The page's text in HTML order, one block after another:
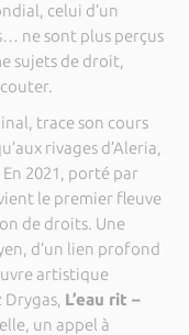
celui d’un
ne sont plus perçus
sujets de droit,
trace son cours
rivages d’Aleria,
2021, porté par
le premier fleuve
de droits. Une
d’un lien profond
artistique
L’eau rit –
un appel à